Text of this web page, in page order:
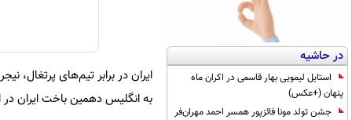
در حاشیه
استایل لیمویی بهار قاسمی در اکران ماه
پنهان (+عکس)
جشن تولد مونا فائزپور همسر احمد مهران‌فر
ایران در برابر تیم‌های پرتغال،
به انگلیس دهمین باخت ایران